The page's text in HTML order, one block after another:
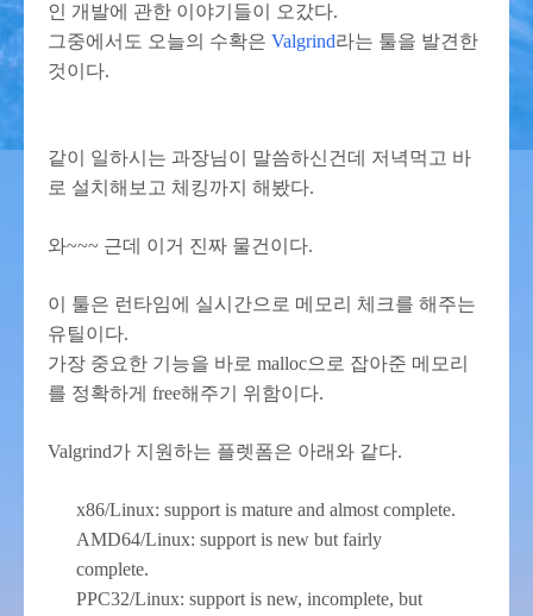
인 개발에 관한 이야기들이 오갔다.
그중에서도 오늘의 수확은 Valgrind라는 툴을 발견한
것이다.
같이 일하시는 과장님이 말씀하신건데 저녁먹고 바
로 설치해보고 체킹까지 해봤다.
와~~~ 근데 이거 진짜 물건이다.
이 툴은 런타임에 실시간으로 메모리 체크를 해주는
유틸이다.
가장 중요한 기능을 바로 malloc으로 잡아준 메모리
를 정확하게 free해주기 위함이다.
Valgrind가 지원하는 플렛폼은 아래와 같다.
x86/Linux: support is mature and almost complete.
AMD64/Linux: support is new but fairly
complete.
PPC32/Linux: support is new, incomplete, but